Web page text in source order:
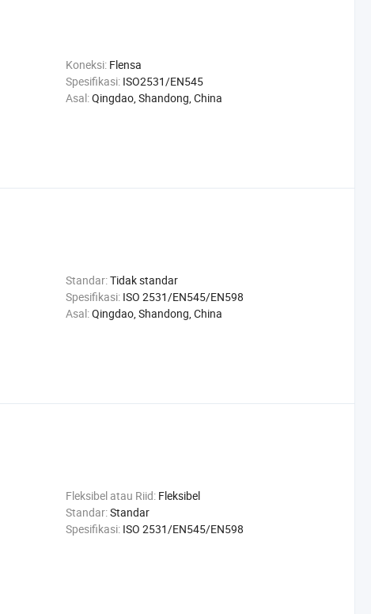
Koneksi: Flensa
Spesifikasi: ISO2531/EN545
Asal:Qingdao, Shandong, China
Standar:Tidak standar
Spesifikasi: ISO 2531/EN545/EN598
Asal:Qingdao, Shandong, China
Fleksibel atau Riid: Fleksibel
Standar:Standar
Spesifikasi: ISO 2531/EN545/EN598